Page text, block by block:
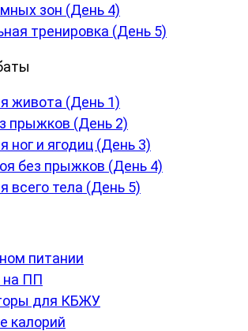
зон (День 4)
тренировка (День 5)
живота (День 1)
прыжков (День 2)
ног и ягодиц (День 3)
без прыжков (День 4)
всего тела (День 5)
питании
на ПП
для КБЖУ
калорий